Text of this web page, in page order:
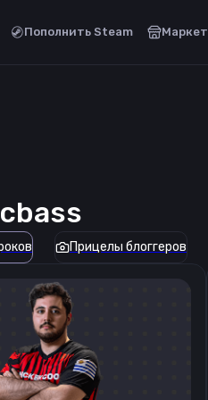
Пополнить Steam Маркет
cbass
Прицелы блоггеров